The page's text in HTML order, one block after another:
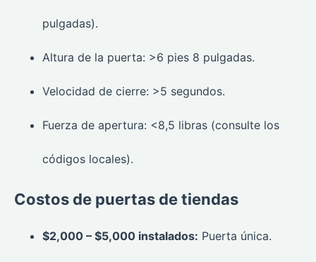
pulgadas).
Altura de la puerta: >6 pies 8 pulgadas.
Velocidad de cierre: >5 segundos.
Fuerza de apertura: <8,5 libras (consulte los
códigos locales).
Costos de puertas de tiendas
$2,000 – $5,000 instalados: Puerta única.